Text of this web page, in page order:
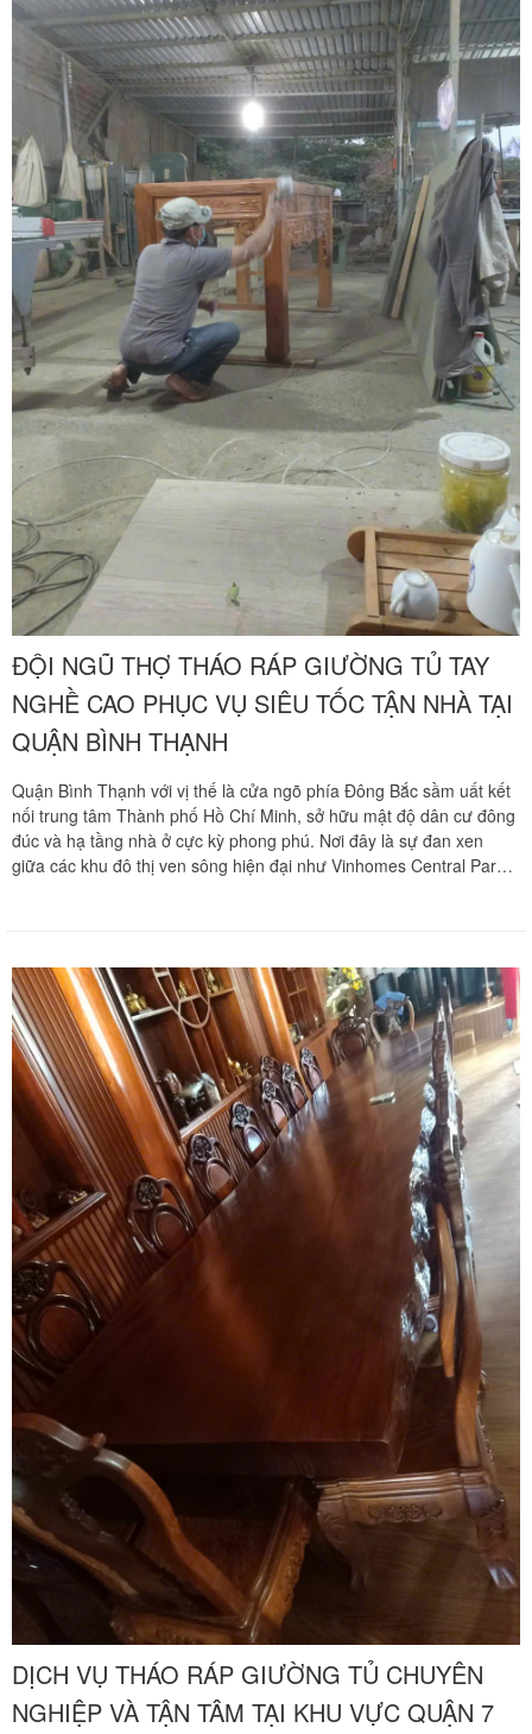
ĐỘI NGŨ THỢ THÁO RÁP GIƯỜNG TỦ TAY
NGHỀ CAO PHỤC VỤ SIÊU TỐC TẬN NHÀ TẠI
QUẬN BÌNH THẠNH
Quận Bình Thạnh với vị thế là cửa ngõ phía Đông Bắc sầm uất kết
nối trung tâm Thành phố Hồ Chí Minh, sở hữu mật độ dân cư đông
đúc và hạ tầng nhà ở cực kỳ phong phú. Nơi đây là sự đan xen
giữa các khu đô thị ven sông hiện đại như Vinhomes Central Park,
DỊCH VỤ THÁO RÁP GIƯỜNG TỦ CHUYÊN
NGHIỆP VÀ TẬN TÂM TẠI KHU VỰC QUẬN 7